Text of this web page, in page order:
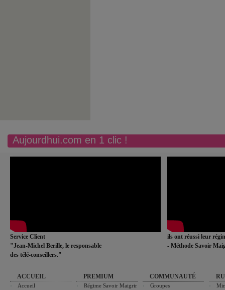
Aujourdhui.com en 1 clic !
Service Client
"Jean-Michel Berille, le responsable
des télé-conseillers."
ils ont réussi leur
- Méthode Savoir
ACCUEIL
Accueil
PREMIUM
Régime Savoir Maigrir
COMMUNAUTÉ
Groupes